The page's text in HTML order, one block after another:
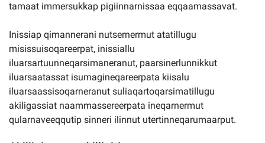
tamaat immersukkap pigiinnarnissaa eqqaamassavat.
Inissiap qimannerani nutsernermut atatillugu
misissuisoqareerpat, inissiallu
iluarsartuunneqarsimaneranut, paarsinerlunnikkut
iluarsaatassat isumagineqareerpata kiisalu
iluarsaassisoqarneranut suliaqartoqarsimatillugu
akiligassiat naammassereerpata ineqarnermut
qularnaveeqqutip sinneri ilinnut utertinneqarumaarput.